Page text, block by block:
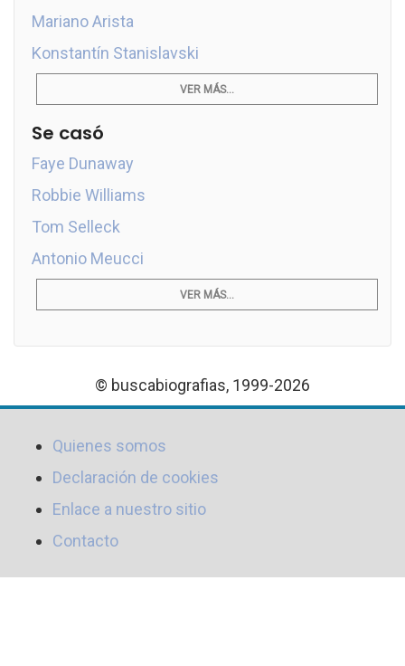
Mariano Arista
Konstantín Stanislavski
VER MÁS...
Se casó
Faye Dunaway
Robbie Williams
Tom Selleck
Antonio Meucci
VER MÁS...
© buscabiografias, 1999-2026
Quienes somos
Declaración de cookies
Enlace a nuestro sitio
Contacto